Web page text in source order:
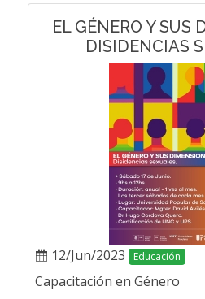
EL GÉNERO Y SUS
DISIDENCIAS
12/Jun/2023 Educación
Capacitación en Género